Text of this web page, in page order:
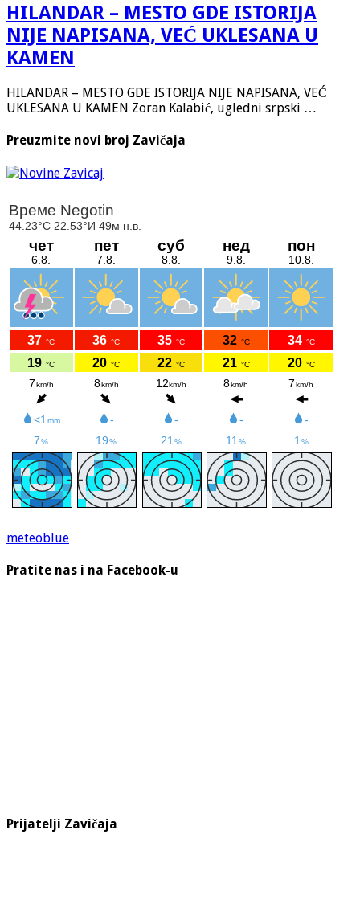
HILANDAR – MESTO GDE ISTORIJA
NIJE NAPISANA, VEĆ UKLESANA U
KAMEN
HILANDAR – MESTO GDE ISTORIJA NIJE NAPISANA, VEĆ
UKLESANA U KAMEN Zoran Kalabić, ugledni srpski …
Preuzmite novi broj Zavičaja
meteoblue
Pratite nas i na Facebook-u
Prijatelji Zavičaja